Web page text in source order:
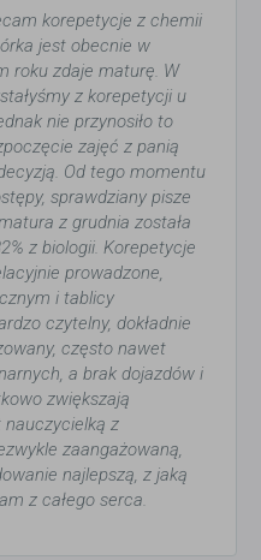
korepetycje z chemii
jest obecnie w
roku zdaje maturę. W
z korepetycji u
nie przynosiło to
zajęć z panią
Od tego momentu
sprawdziany pisze
z grudnia została
z biologii. Korepetycje
prowadzone,
i tablicy
czytelny, dokładnie
często nawet
a brak dojazdów i
zwiększają
z
zaangażowaną,
najlepszą, z jaką
z całego serca.